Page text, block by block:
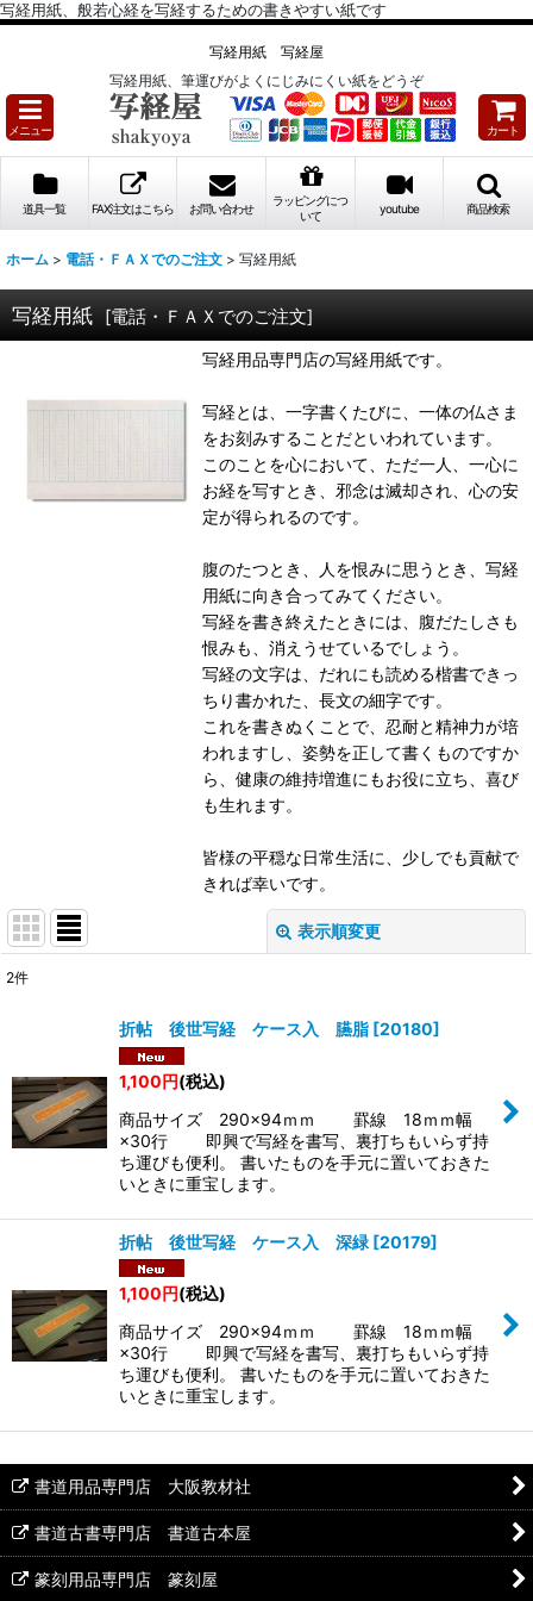
写経用紙、般若心経を写経するための書きやすい紙です
写経用紙 写経屋
写経用紙、筆運びがよくにじみにくい紙をどうぞ
メニュー カート
道具一覧 FAX注文はこちら お問い合わせ
ラッピングにつ
いて
youtube 商品検索
ホーム > 電話・ＦＡＸでのご注文 > 写経用紙
写経用紙 [電話・ＦＡＸでのご注文]
写経用品専門店の写経用紙です。
写経とは、一字書くたびに、一体の仏さま
をお刻みすることだといわれています。
このことを心において、ただ一人、一心に
お経を写すとき、邪念は滅却され、心の安
定が得られるのです。
腹のたつとき、人を恨みに思うとき、写経
用紙に向き合ってみてください。
写経を書き終えたときには、腹だたしさも
恨みも、消えうせているでしょう。
写経の文字は、だれにも読める楷書できっ
ちり書かれた、長文の細字です。
これを書きぬくことで、忍耐と精神力が培
われますし、姿勢を正して書くものですか
ら、健康の維持増進にもお役に立ち、喜び
も生れます。
皆様の平穏な日常生活に、少しでも貢献で
きれば幸いです。
表示順変更
絞り込む
2件
折帖 後世写経 ケース入 臙脂 [20180]
1,100円(税込)
商品サイズ 290×94ｍｍ 罫線 18ｍｍ幅
×30行 即興で写経を書写、裏打ちもいらず持
ち運びも便利。 書いたものを手元に置いておきた
いときに重宝します。
折帖 後世写経 ケース入 深緑 [20179]
1,100円(税込)
商品サイズ 290×94ｍｍ 罫線 18ｍｍ幅
×30行 即興で写経を書写、裏打ちもいらず持
ち運びも便利。 書いたものを手元に置いておきた
いときに重宝します。
書道用品専門店 大阪教材社
書道古書専門店 書道古本屋
篆刻用品専門店 篆刻屋